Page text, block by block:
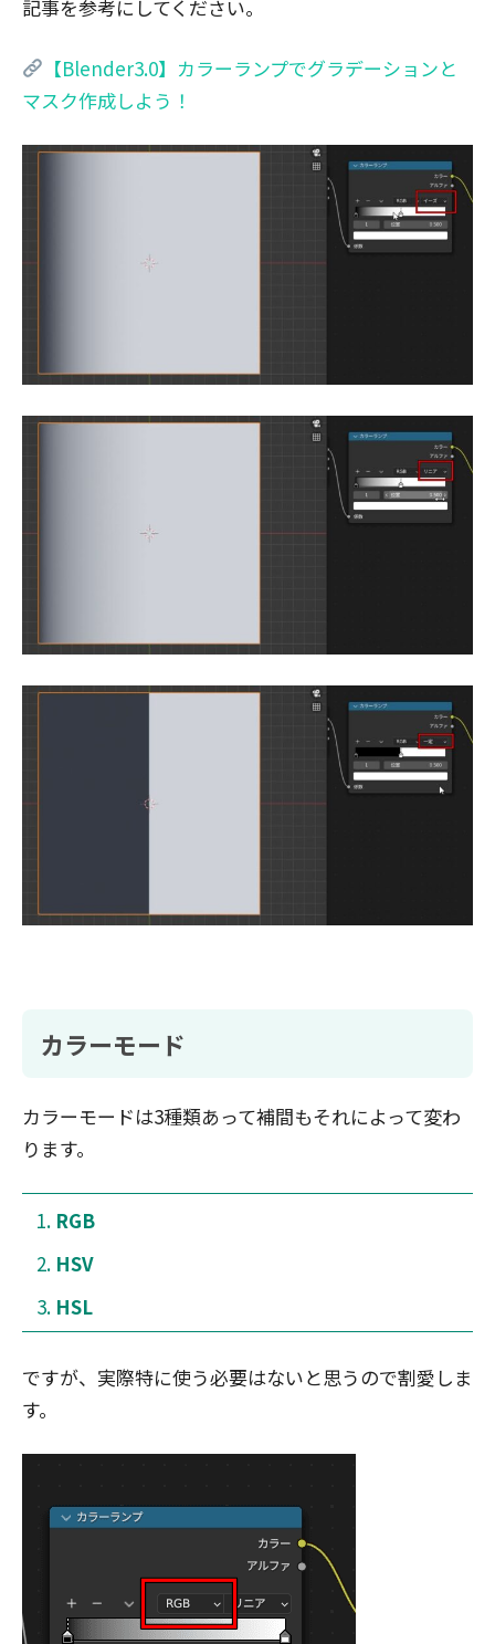
記事を参考にしてください。
【Blender3.0】カラーランプでグラデーションと
マスク作成しよう！
カラーモード
カラーモードは3種類あって補間もそれによって変わ
ります。
RGB
HSV
HSL
ですが、実際特に使う必要はないと思うので割愛しま
す。